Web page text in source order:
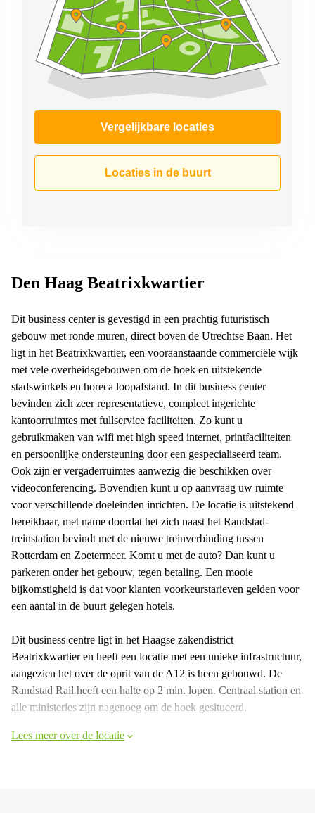
Hengelo
Bedrijfsruimte
Huren in
Nijmegen
Vergelijkbare locaties
Locaties in de buurt
Den Haag Beatrixkwartier
Dit business center is gevestigd in een prachtig futuristisch
gebouw met ronde muren, direct boven de Utrechtse Baan. Het
ligt in het Beatrixkwartier, een vooraanstaande commerciële wijk
met vele overheidsgebouwen om de hoek en uitstekende
stadswinkels en horeca loopafstand. In dit business center
bevinden zich zeer representatieve, compleet ingerichte
kantoorruimtes met fullservice faciliteiten. Zo kunt u
gebruikmaken van wifi met high speed internet, printfaciliteiten
en persoonlijke ondersteuning door een gespecialiseerd team.
Ook zijn er vergaderruimtes aanwezig die beschikken over
videoconferencing. Bovendien kunt u op aanvraag uw ruimte
voor verschillende doeleinden inrichten. De locatie is uitstekend
bereikbaar, met name doordat het zich naast het Randstad-
treinstation bevindt met de nieuwe treinverbinding tussen
Rotterdam en Zoetermeer. Komt u met de auto? Dan kunt u
parkeren onder het gebouw, tegen betaling. Een mooie
bijkomstigheid is dat voor klanten voorkeurstarieven gelden voor
een aantal in de buurt gelegen hotels.
Dit business centre ligt in het Haagse zakendistrict
Beatrixkwartier en heeft een locatie met een unieke infrastructuur,
aangezien het over de oprit van de A12 is heen gebouwd. De
Randstad Rail heeft een halte op 2 min. lopen. Centraal station en
alle ministeries zijn nagenoeg om de hoek gesitueerd.
Lees meer over de locatie